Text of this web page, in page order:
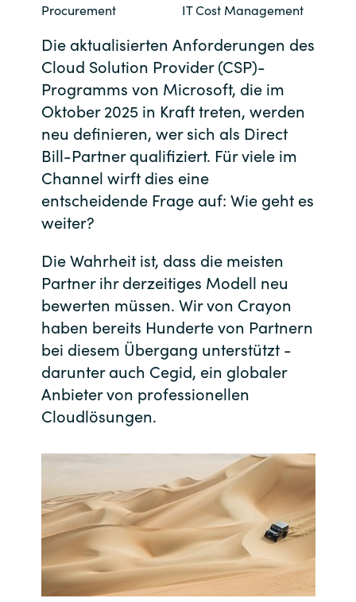
Denmark
Finland
France
Germany
Iceland
India
Indonesia
Kingdom of Saudi Arabia
Latvia
Lithuania
Malaysia
Karriere
Channel Partner
Procurement IT Cost Management
Die aktualisierten Anforderungen des
Cloud Solution Provider (CSP)-
Programms von Microsoft, die im
Oktober 2025 in Kraft treten, werden
neu definieren, wer sich als Direct
Bill-Partner qualifiziert. Für viele im
Channel wirft dies eine
entscheidende Frage auf: Wie geht es
weiter?
Die Wahrheit ist, dass die meisten
Partner ihr derzeitiges Modell neu
bewerten müssen. Wir von Crayon
haben bereits Hunderte von Partnern
bei diesem Übergang unterstützt -
darunter auch Cegid, ein globaler
Anbieter von professionellen
Cloudlösungen.